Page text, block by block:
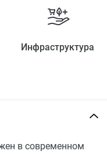
Инфраструктура
в современном